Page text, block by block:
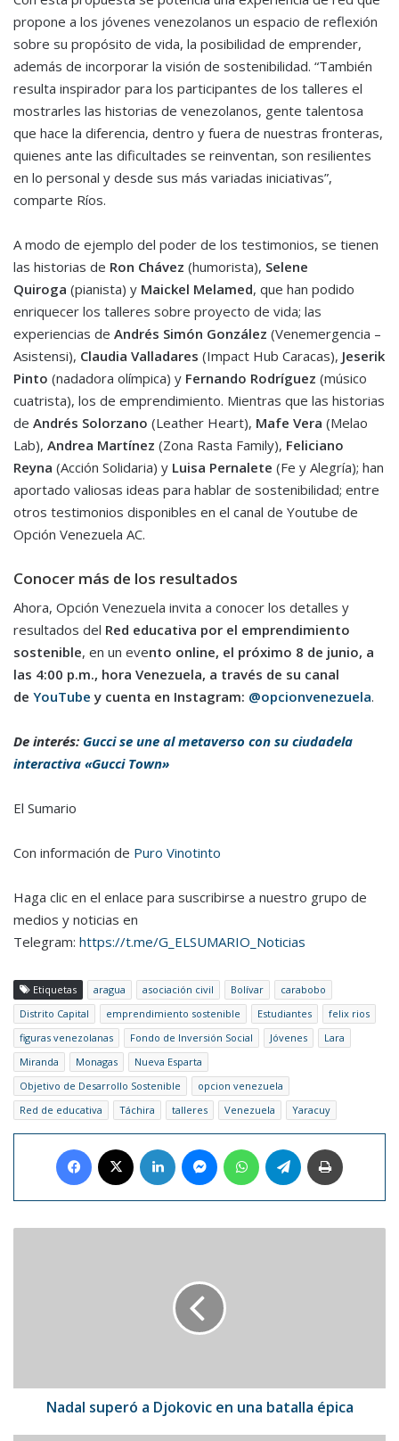
propone a los jóvenes venezolanos un espacio de reflexión
sobre su propósito de vida, la posibilidad de emprender,
además de incorporar la visión de sostenibilidad. “También
resulta inspirador para los participantes de los talleres el
mostrarles las historias de venezolanos, gente talentosa
que hace la diferencia, dentro y fuera de nuestras fronteras,
quienes ante las dificultades se reinventan, son resilientes
en lo personal y desde sus más variadas iniciativas”,
comparte Ríos.
A modo de ejemplo del poder de los testimonios, se tienen
las historias de Ron Chávez (humorista), Selene
Quiroga (pianista) y Maickel Melamed, que han podido
enriquecer los talleres sobre proyecto de vida; las
experiencias de Andrés Simón González (Venemergencia –
Asistensi), Claudia Valladares (Impact Hub Caracas), Jeserik
Pinto (nadadora olímpica) y Fernando Rodríguez (músico
cuatrista), los de emprendimiento. Mientras que las historias
de Andrés Solorzano (Leather Heart), Mafe Vera (Melao
Lab), Andrea Martínez (Zona Rasta Family), Feliciano
Reyna (Acción Solidaria) y Luisa Pernalete (Fe y Alegría); han
aportado valiosas ideas para hablar de sostenibilidad; entre
otros testimonios disponibles en el canal de Youtube de
Opción Venezuela AC.
Conocer más de los resultados
Ahora, Opción Venezuela invita a conocer los detalles y
resultados del Red educativa por el emprendimiento
sostenible, en un evento online, el próximo 8 de junio, a
las 4:00 p.m., hora Venezuela, a través de su canal
de YouTube y cuenta en Instagram: @opcionvenezuela.
De interés: Gucci se une al metaverso con su ciudadela
interactiva «Gucci Town»
El Sumario
Con información de Puro Vinotinto
Haga clic en el enlace para suscribirse a nuestro grupo de
medios y noticias en
Telegram: https://t.me/G_ELSUMARIO_Noticias
Etiquetas aragua asociación civil Bolívar
carabobo
Distrito Capital
emprendimiento sostenible Estudiantes
felix rios
figuras venezolanas
Fondo de Inversión Social Jóvenes
Lara
Miranda
Monagas
Nueva Esparta
Objetivo de Desarrollo Sostenible
opcion venezuela
Red de educativa
Táchira talleres Venezuela Yaracuy
Facebook LinkedIn MessengerWhatsAppTelegram
Nadal superó a Djokovic en una batalla épica